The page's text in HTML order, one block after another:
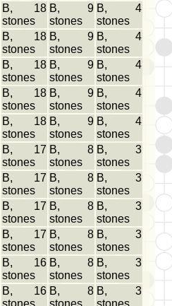
B, 18
stones
B, 9
stones
B, 4
stones
B, 18
stones
B, 9
stones
B, 4
stones
B, 18
stones
B, 9
stones
B, 4
stones
B, 18
stones
B, 9
stones
B, 4
stones
B, 18
stones
B, 9
stones
B, 4
stones
B, 17
stones
B, 8
stones
B, 3
stones
B, 17
stones
B, 8
stones
B, 3
stones
B, 17
stones
B, 8
stones
B, 3
stones
B, 17
stones
B, 8
stones
B, 3
stones
B, 16
stones
B, 8
stones
B, 3
stones
B, 16 B, 8 B, 3